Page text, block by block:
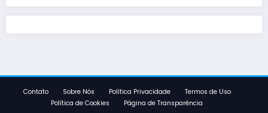
Contato Sobre Nós Política Privacidade
Termos de Uso
Política de Cookies
Página de Transparência